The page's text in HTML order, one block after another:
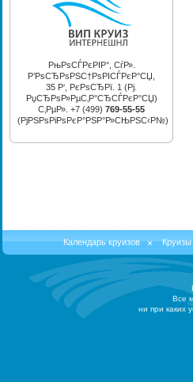
РњРѕСЃРєРІР°, СѓР».
Р’РѕСЂРѕРЅС†РѕРІСЃРєР°СЏ,
35 Р‘, РєРѕСЂРї. 1 (Рј.
РџСЂРѕР»РµС‚Р°СЂСЃРєР°СЏ)
С‚РµР». +7 (499) 769-55-55
(РјРЅРѕРіРѕРєР°РЅР°Р»СЊРЅС‹Р№)
Календарь круизов
Все
ни при каких